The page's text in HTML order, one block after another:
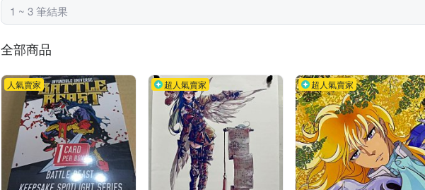
1 ~ 3 筆結果
全部商品
人氣賣家 超人氣賣家 超人氣賣家